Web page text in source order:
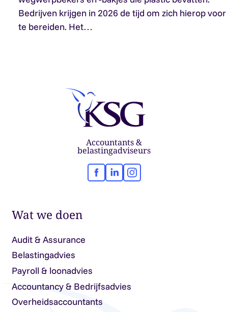
Bedrijven krijgen in 2026 de tijd om zich hierop voor
te bereiden. Het…
Accountants &
belastingadviseurs
Facebook
LinkedInInstagram
Wat we doen
Audit & Assurance
Belastingadvies
Payroll & loonadvies
Accountancy & Bedrijfsadvies
Overheidsaccountants